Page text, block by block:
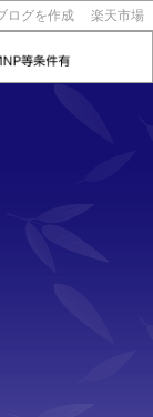
ログを作成 楽天市場
いね！で1ポイント